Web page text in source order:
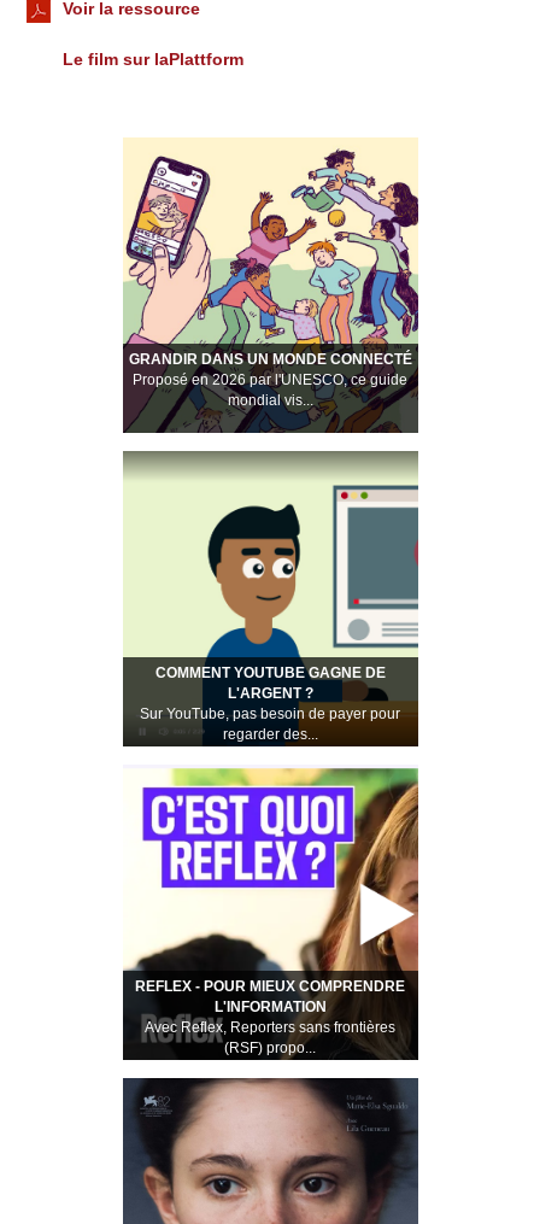
GRANDIR DANS UN MONDE CONNECTÉ
Proposé en 2026 par l'UNESCO, ce guide
mondial vis...
COMMENT YOUTUBE GAGNE DE
L'ARGENT ?
Sur YouTube, pas besoin de payer pour
regarder des...
REFLEX - POUR MIEUX COMPRENDRE
L'INFORMATION
Avec Reflex, Reporters sans frontières
(RSF) propo...
Voir la ressource
Le film sur laPlattform